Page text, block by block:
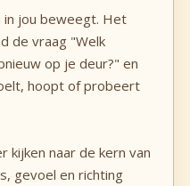
in jou beweegt. Het
de vraag "Welk
op je deur?" en
hoopt of probeert
kijken naar de kern van
gevoel en richting